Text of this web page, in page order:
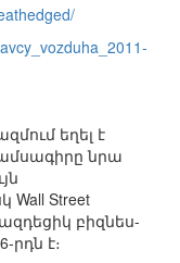
եղել է
նրա
Street
բիզնես-
է։